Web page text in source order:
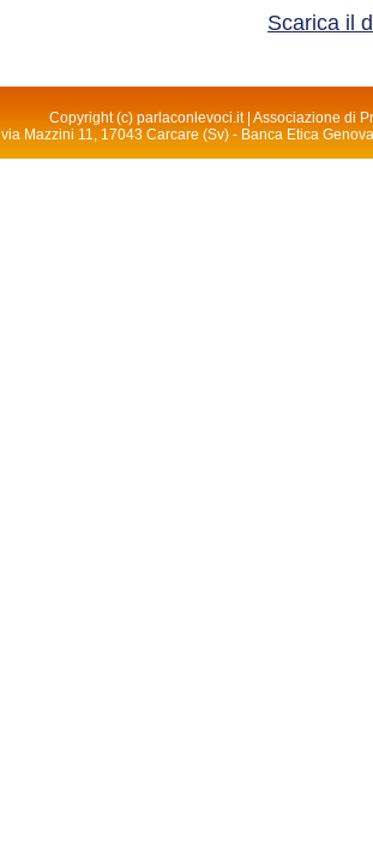
Scarica il
Copyright (c) parlaconlevoci.it | Associazione di
via Mazzini 11, 17043 Carcare (Sv) - Banca Etica